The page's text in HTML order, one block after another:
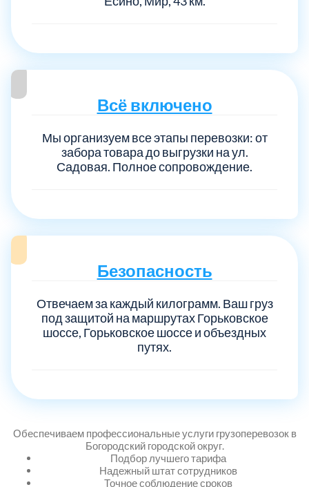
Всё включено
Мы организуем все этапы перевозки: от
забора товара до выгрузки на ул.
Садовая. Полное сопровождение.
Безопасность
Отвечаем за каждый килограмм. Ваш груз
под защитой на маршрутах Горьковское
шоссе, Горьковское шоссе и объездных
путях.
Обеспечиваем профессиональные услуги грузоперевозок в
Богородский городской округ.
Подбор лучшего тарифа
Надежный штат сотрудников
Точное соблюдение сроков